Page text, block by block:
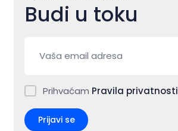
Budi u toku
Prihvaćam Pravila privatnosti
Prijavi se